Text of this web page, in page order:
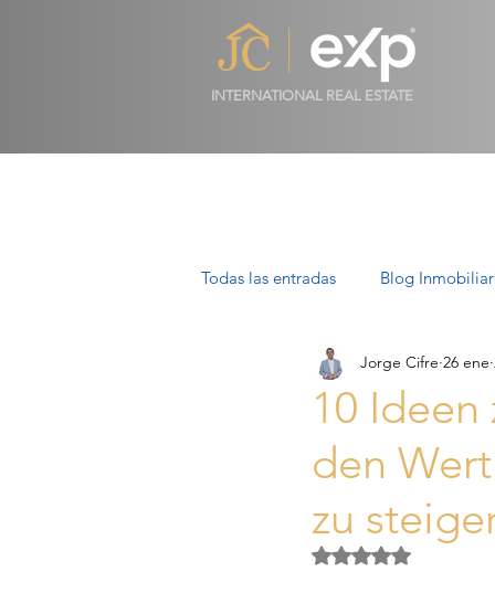
INTERNATIONAL REAL ESTATE
Todas las entradas Blog
Propiedades de Lujo en Mallorca
Villas en Mallorca: Lujo, Estilo
Activos Singulares Mallorca
10 Ideen
den
zu
Jorge Cifre 26 ene
Obtuvo NaN de 5